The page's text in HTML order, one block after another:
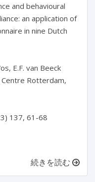
and behavioural
an application of
in nine Dutch
E.F. van Beeck
Rotterdam,
137, 61-68
続きを読む